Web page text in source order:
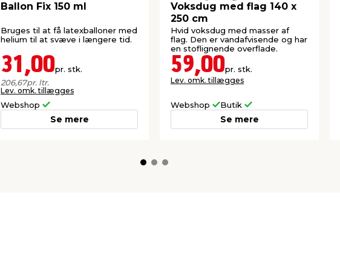
Ballon Fix 150 ml
Bruges til at få latexballoner med
helium til at svæve i længere tid.
31,00pr. stk.
206,67pr. ltr.
Lev. omk. tillægges
Webshop
Se mere
Voksdug med flag 140 x
250 cm
Hvid voksdug med masser af
flag. Den er vandafvisende og har
en stoflignende overflade.
59,00pr. stk.
Lev. omk. tillægges
Webshop Butik
Se mere